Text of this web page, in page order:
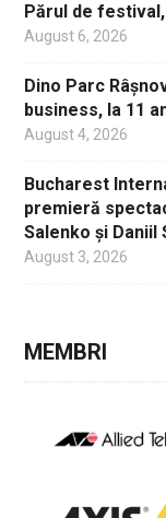
Părul de
August 6, 2026
Dino Parc
business, la 11
August 4, 2026
Bucharest
premieră
Salenko și Daniil
August 3, 2026
MEMBRI